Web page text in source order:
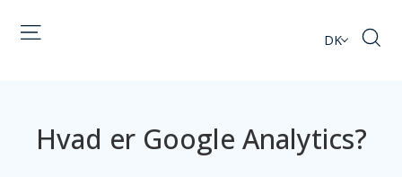
DK
Hvad er Google Analytics?